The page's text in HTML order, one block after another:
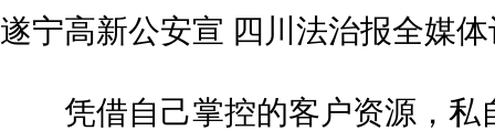
遂宁高新公安宣 四川法治报全媒
凭借自己掌控的客户资源，